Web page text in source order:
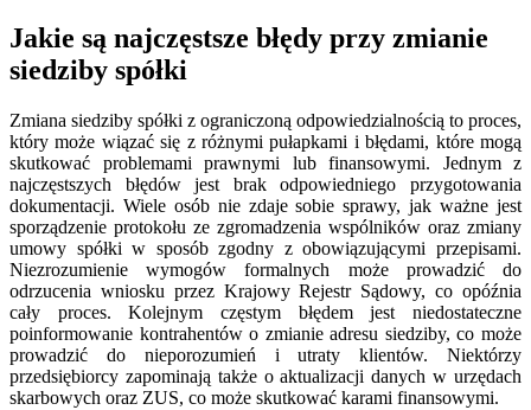
Jakie są najczęstsze błędy przy zmianie
siedziby spółki
Zmiana siedziby spółki z ograniczoną odpowiedzialnością to proces,
który może wiązać się z różnymi pułapkami i błędami, które mogą
skutkować problemami prawnymi lub finansowymi. Jednym z
najczęstszych błędów jest brak odpowiedniego przygotowania
dokumentacji. Wiele osób nie zdaje sobie sprawy, jak ważne jest
sporządzenie protokołu ze zgromadzenia wspólników oraz zmiany
umowy spółki w sposób zgodny z obowiązującymi przepisami.
Niezrozumienie wymogów formalnych może prowadzić do
odrzucenia wniosku przez Krajowy Rejestr Sądowy, co opóźnia
cały proces. Kolejnym częstym błędem jest niedostateczne
poinformowanie kontrahentów o zmianie adresu siedziby, co może
prowadzić do nieporozumień i utraty klientów. Niektórzy
przedsiębiorcy zapominają także o aktualizacji danych w urzędach
skarbowych oraz ZUS, co może skutkować karami finansowymi.